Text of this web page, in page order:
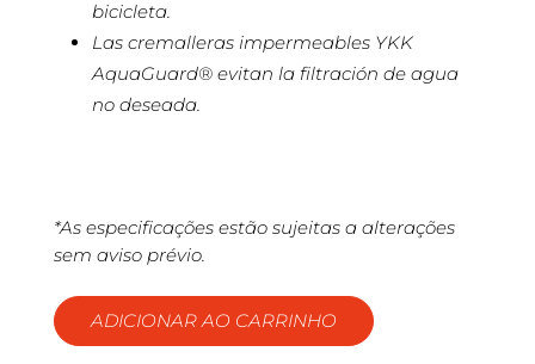
bicicleta.
Las cremalleras impermeables YKK
AquaGuard® evitan la filtración de agua
no deseada.
*As especificações estão sujeitas a alterações
sem aviso prévio.
ADICIONAR AO CARRINHO